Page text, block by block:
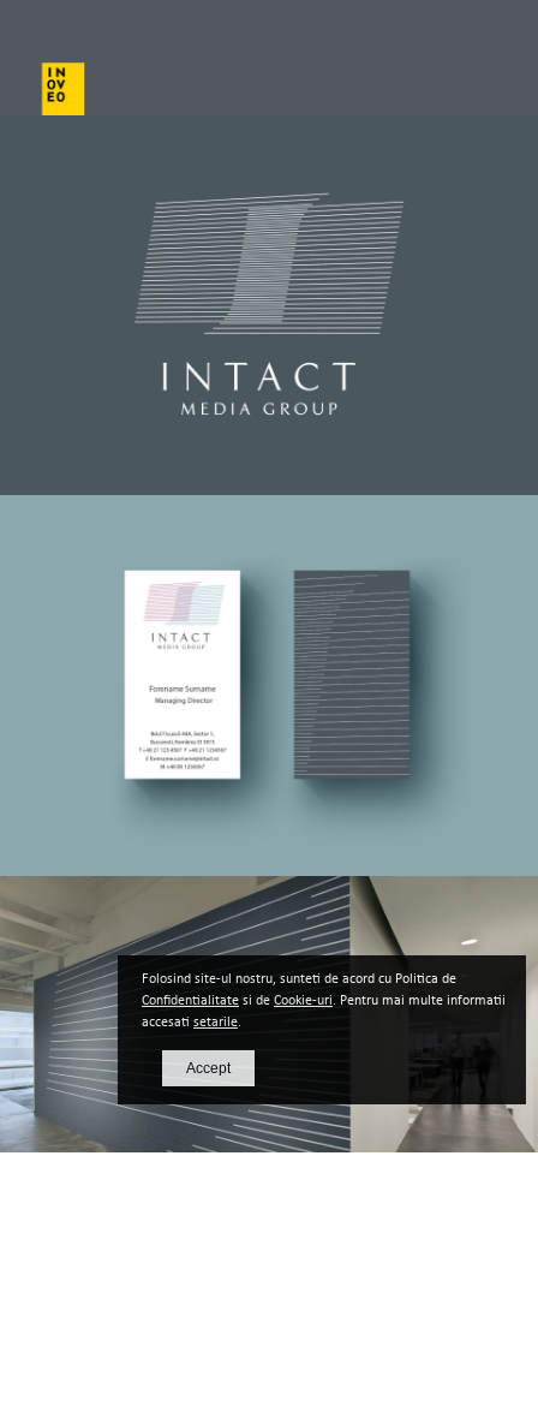
Folosind site-ul nostru, sunteti de acord cu Politica de
Confidentialitatesi deCookie-uri. Pentru mai multe informatii
accesati setarile.
Accept